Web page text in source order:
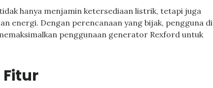
hanya menjamin ketersediaan listrik, tetapi juga
energi. Dengan perencanaan yang bijak, pengguna di
penggunaan generator Rexford untuk